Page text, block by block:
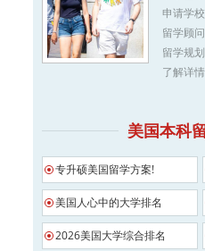
申请学
留学顾
留学规
了解详
美国本科
专升硕美国留学方案!
美国人心中的大学排名
2026美国大学综合排名